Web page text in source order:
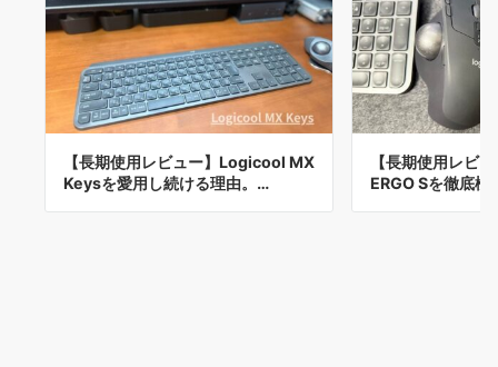
【長期使用レビュー】Logicool MX
Keysを愛用し続ける理由。…
【長期使用レビ
ERGO Sを徹底検